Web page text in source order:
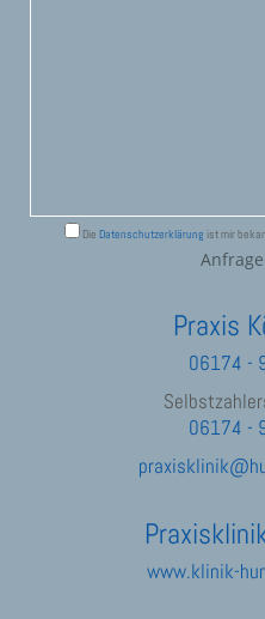
Die Datenschutzerklärung ist mir
Praxis
06174 -
06174 -
www.klinik-